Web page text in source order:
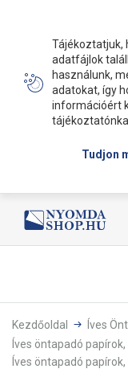
Tájékoztatjuk,
adatfájlok
használunk,
adatokat, így
információért
Tudjon
Kezdőoldal Íves
Íves öntapadó
Íves öntapadó